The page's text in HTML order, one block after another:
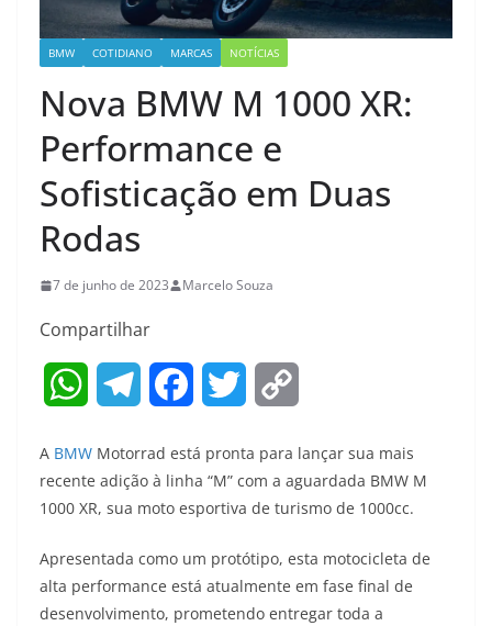
BMW COTIDIANO MARCAS NOTÍCIAS
Nova BMW M 1000 XR:
Performance e
Sofisticação em Duas
Rodas
7 de junho de 2023 Marcelo Souza
Compartilhar
W
a
t
s
l
e
g
c
e
b
i
t
t
e
p
y
L
A BMW Motorrad está pronta para lançar sua mais
recente adição à linha “M” com a aguardada BMW M
1000 XR, sua moto esportiva de turismo de 1000cc.
Apresentada como um protótipo, esta motocicleta de
alta performance está atualmente em fase final de
desenvolvimento, prometendo entregar toda a